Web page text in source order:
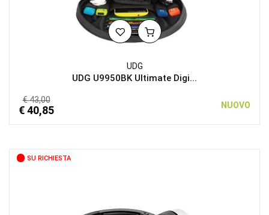
UDG
UDG U9950BK Ultimate Digi...
€ 43,00
€ 40,85 NUOVO
SU RICHIESTA